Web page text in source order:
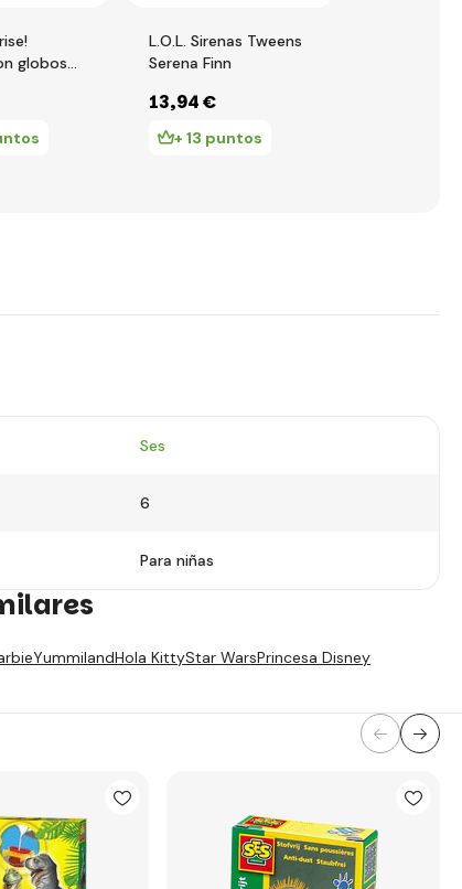
globos
L.O.L. Sirenas Tweens
Serena Finn
13,94 €
+ 13 puntos
Ses
6
Para niñas
YummilandHola KittyStar WarsPrincesa Disney